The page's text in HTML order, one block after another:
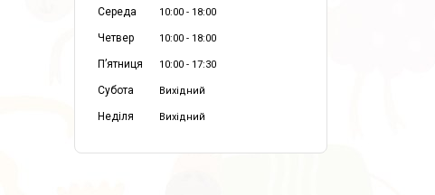
Середа 10:00 18:00
Четвер 10:00 18:00
Пʼятниця 10:00 17:30
Субота Вихідний
Неділя Вихідний